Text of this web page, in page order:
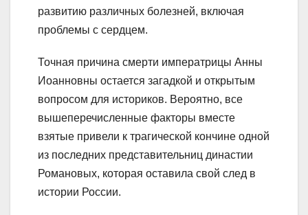
развитию различных болезней, включая
проблемы с сердцем.
Точная причина смерти императрицы Анны
Иоанновны остается загадкой и открытым
вопросом для историков. Вероятно, все
вышеперечисленные факторы вместе
взятые привели к трагической кончине одной
из последних представительниц династии
Романовых, которая оставила свой след в
истории России.